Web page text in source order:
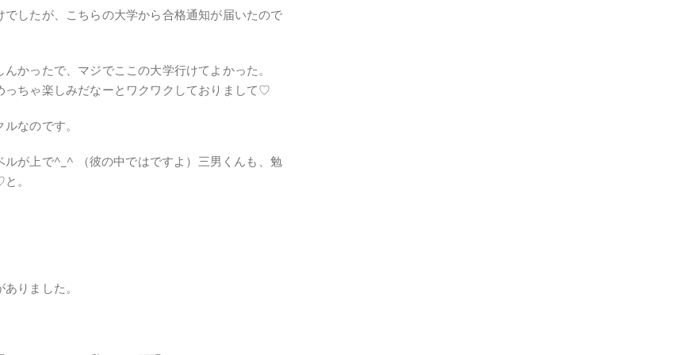
したが、こちらの大学から合格通知が届いたので
かったで、マジでここの大学行けてよかった。
ちゃ楽しみだなーとワクワクしておりまして♡
なのです。
が上で^_^ （彼の中ではですよ）三男くんも、勉
。
りました。